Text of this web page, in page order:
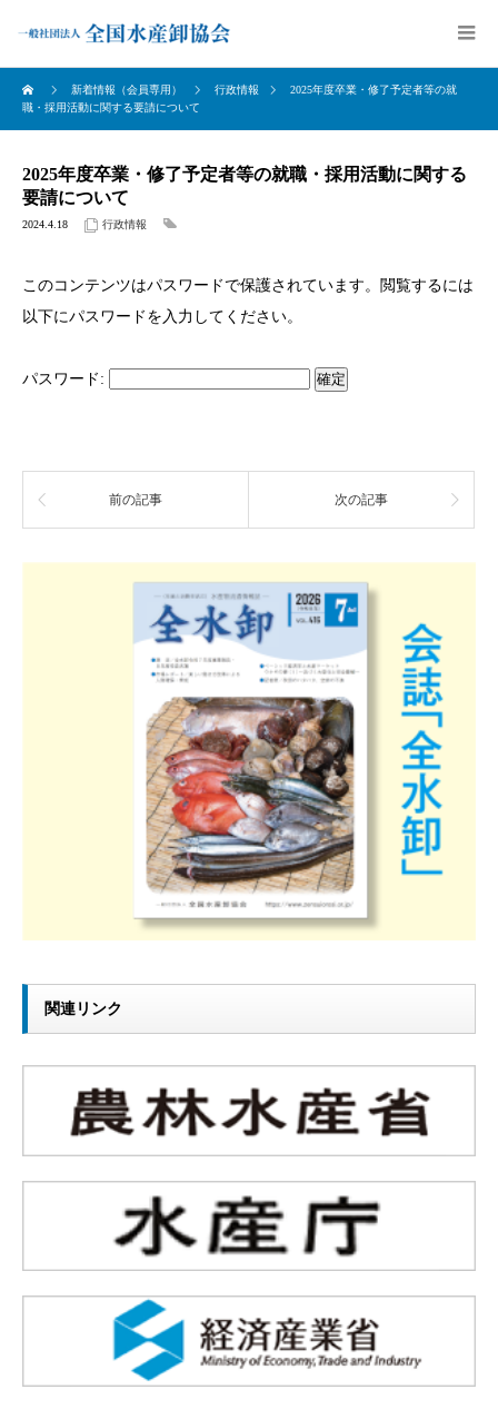
新着情報（会員専用） 行政情報
2025年度卒業・修了予定者等の就
職・採用活動に関する要請について
2025年度卒業・修了予定者等の就職・採用活動に関する
要請について
2024.4.18 行政情報
このコンテンツはパスワードで保護されています。閲覧するには
以下にパスワードを入力してください。
パスワード:
前の記事 次の記事
関連リンク